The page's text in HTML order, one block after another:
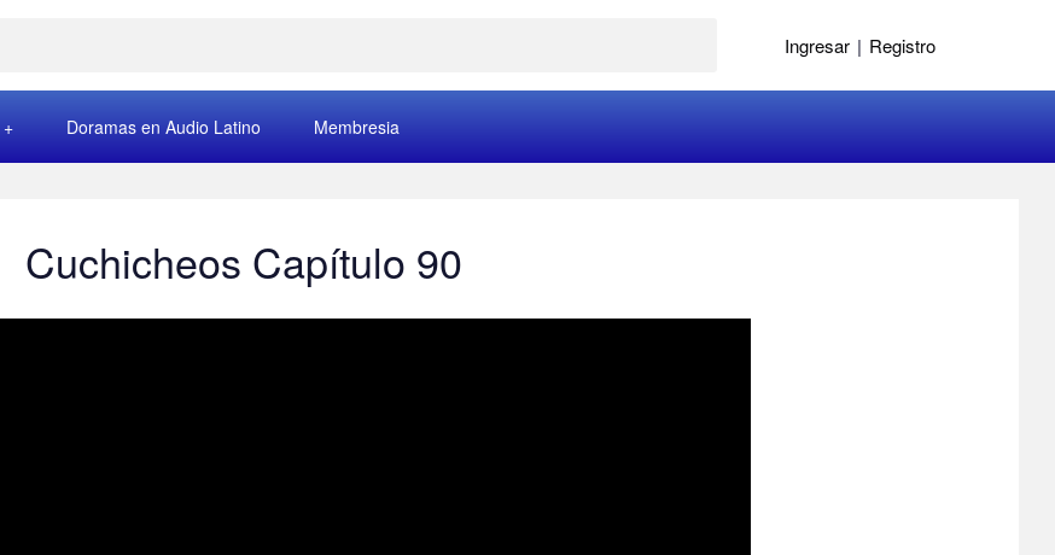
Ingresar | Registro
Doramas en Audio Latino Membresia
Cuchicheos Capítulo 90